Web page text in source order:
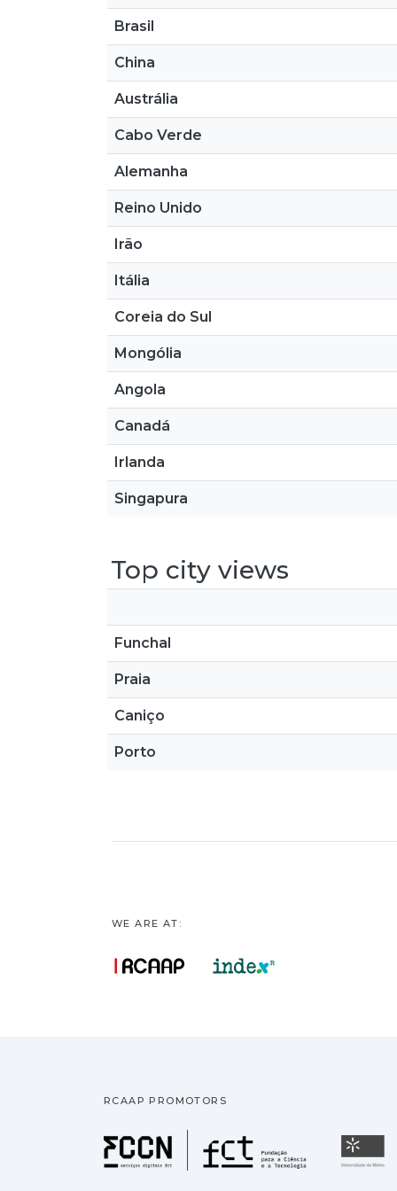
Brasil
China
Austrália
Cabo Verde
Alemanha
Reino Unido
Irão
Itália
Coreia do Sul
Mongólia
Angola
Canadá
Irlanda
Singapura
Top city views
Funchal
Praia
Caniço
Porto
WE ARE AT:
RCAAP PROMOTORS
Fundação